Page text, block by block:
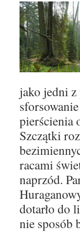
treści
jako jedni
pierścienia
Szczątki
racami
naprzód.
dotarło do
nie sposób